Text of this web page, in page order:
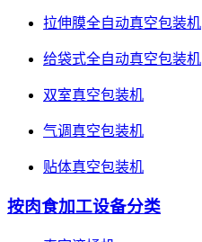
拉伸膜全自动真空包装机
给袋式全自动真空包装机
双室真空包装机
气调真空包装机
贴体真空包装机
按肉食加工设备分类